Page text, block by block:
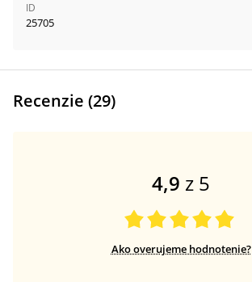
ID
25705
Recenzie (29)
4,9 z 5
Ako overujeme hodnotenie?